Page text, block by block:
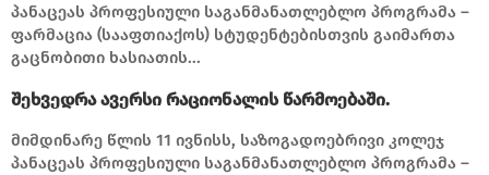
პანაცეას პროფესიული საგანმანათლებლო პროგრამა –
ფარმაცია (სააფთიაქოს) სტუდენტებისთვის გაიმართა
გაცნობითი ხასიათის...
შეხვედრა ავერსი რაციონალის წარმოებაში.
მიმდინარე წლის 11 ივნისს, საზოგადოებრივი კოლეჯ
პანაცეას პროფესიული საგანმანათლებლო პროგრამა –